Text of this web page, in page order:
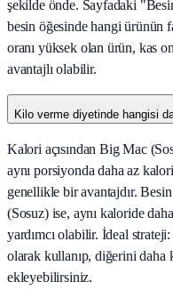
şekilde önde. Sayfadaki
besin öğesinde hangi ürünün
oranı yüksek olan ürün, kas
avantajlı olabilir.
Kilo verme diyetinde hangisi
Kalori açısından Big Mac
aynı porsiyonda daha az
genellikle bir avantajdır.
(Sosuz) ise, aynı kaloride
yardımcı olabilir. İdeal
olarak kullanıp, diğerini
ekleyebilirsiniz.